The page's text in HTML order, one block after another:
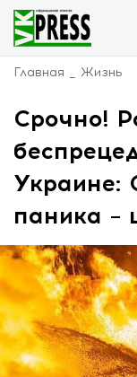
Главная Жизнь
Срочно!
Украине:
паника –